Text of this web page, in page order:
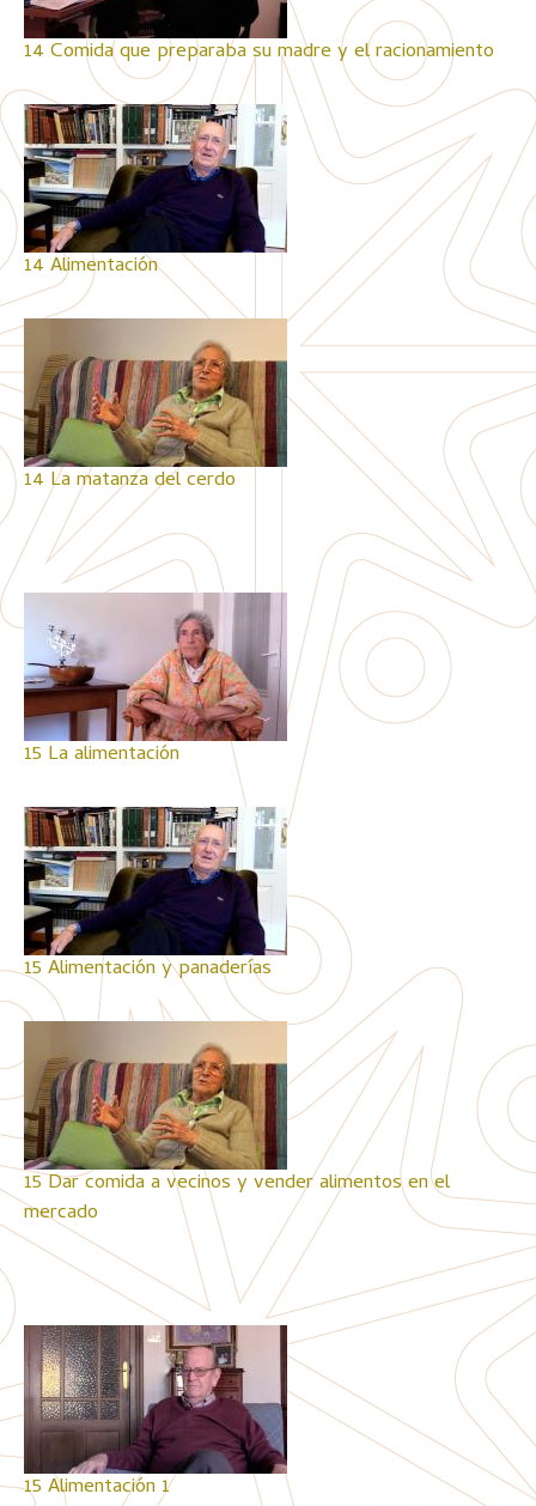
14 Comida que preparaba su madre y el racionamiento
14 Alimentación
14 La matanza del cerdo
15 La alimentación
15 Alimentación y panaderías
15 Dar comida a vecinos y vender alimentos en el
mercado
15 Alimentación 1